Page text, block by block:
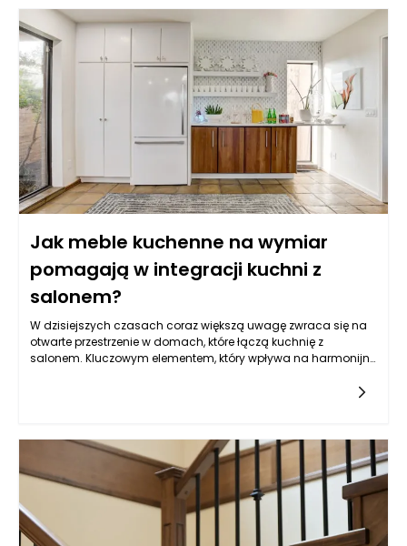
modyfikacji genetycznych komórek nowotworowych, co w
efekcie może zmniejszać potrzebę stosowania tradycyjnych
terapii, takich jak chemioterapia. Decyzje podejmowane w
kontekście onkologii w Warszawie często uwzględniają
możliwości podejścia do leczenia, które są bardziej precyzyjne
i zindywidualizowane. Dzięki temu leczenie onkologiczne w
Warszawie staje się bardziej skuteczne, a zarazem mniej
obciążające dla pacjentów. Rozwój wiedzy oraz innowacyjne
podejścia są kluczowe w walce z nowotworami, co pomaga
osiągać lepsze wyniki terapeutyczne przy mniejszych
skutkach ubocznych.
Jak meble kuchenne na wymiar
pomagają w integracji kuchni z
salonem?
W dzisiejszych czasach coraz większą uwagę zwraca się na
otwarte przestrzenie w domach, które łączą kuchnię z
salonem. Kluczowym elementem, który wpływa na harmonijne